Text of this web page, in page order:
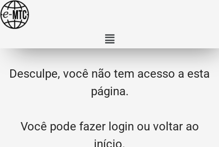
Desculpe, você não tem acesso a esta
página.
Você pode fazer login ou voltar ao
início.